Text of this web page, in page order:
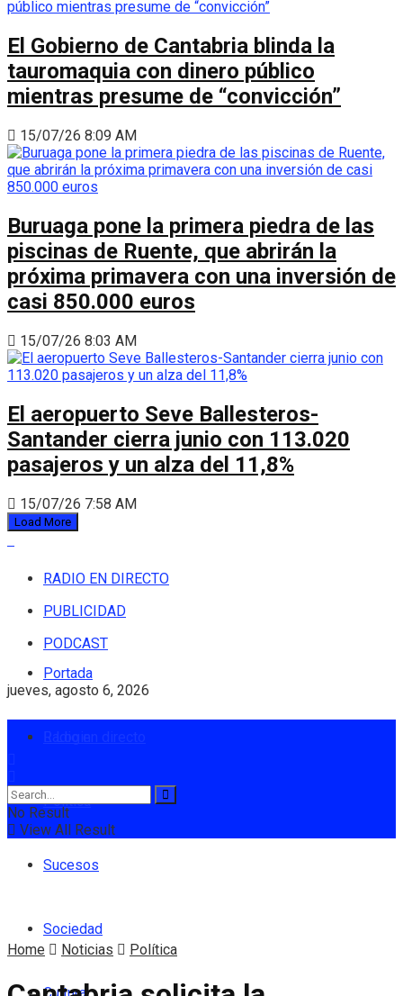
El Gobierno de Cantabria blinda la
tauromaquia con dinero público
mientras presume de “convicción”
15/07/26 8:09 AM
Buruaga pone la primera piedra de las
piscinas de Ruente, que abrirán la
próxima primavera con una inversión de
casi 850.000 euros
15/07/26 8:03 AM
El aeropuerto Seve Ballesteros-
Santander cierra junio con 113.020
pasajeros y un alza del 11,8%
15/07/26 7:58 AM
Load More
RADIO EN DIRECTO
PUBLICIDAD
PODCAST
jueves, agosto 6, 2026
Portada
Política
Sucesos
Sociedad
Cultura
No Result
View All Result
Home Noticias Política